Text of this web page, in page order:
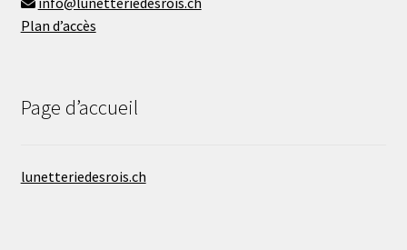
Plan d’accès
Page d’accueil
lunetteriedesrois.ch